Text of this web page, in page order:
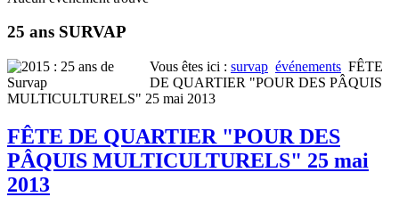
25 ans SURVAP
Vous êtes ici : survap événements FÊTE
DE QUARTIER "POUR DES PÂQUIS
MULTICULTURELS" 25 mai 2013
FÊTE DE QUARTIER "POUR DES
PÂQUIS MULTICULTURELS" 25 mai
2013